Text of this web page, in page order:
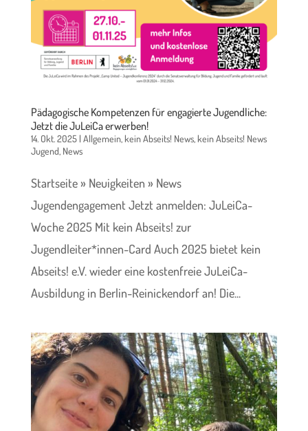
Pädagogische Kompetenzen für engagierte Jugendliche:
Jetzt die JuLeiCa erwerben!
14. Okt. 2025| Allgemein,kein Abseits! News,kein Abseits! News
Jugend, News
Startseite » Neuigkeiten » News
Jugendengagement Jetzt anmelden: JuLeiCa-
Woche 2025 Mit kein Abseits! zur
Jugendleiter*innen-Card Auch 2025 bietet kein
Abseits! e.V. wieder eine kostenfreie JuLeiCa-
Ausbildung in Berlin-Reinickendorf an! Die...